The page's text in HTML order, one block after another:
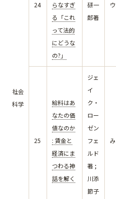
社会
科学
24
らなすぎ
る「これ
って法的
にどうな
の?」
研一
郎著
25
給料はあ
なたの価
値なのか
: 賃金と
経済にま
つわる神
話を解く
ジェ
イ
ク・
ロー
ゼン
フェ
ルド
著 ;
川添
節子